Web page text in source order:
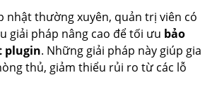
nhật thường xuyên, quản trị viên có
giải pháp nâng cao để tối ưu bảo
plugin. Những giải pháp này giúp gia
thủ, giảm thiểu rủi ro từ các lỗ